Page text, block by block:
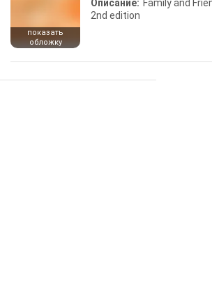
показать
обложку
Описание: Family and
2nd edition